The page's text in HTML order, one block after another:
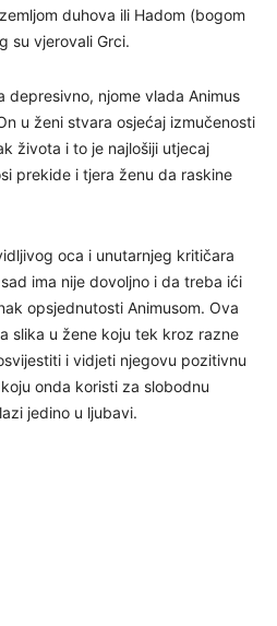
duhova ili Hadom (bogom
su vjerovali Grci.
depresivno, njome vlada Animus
u ženi stvara osjećaj izmučenosti
života i to je najlošiji utjecaj
prekide i tjera ženu da raskine
oca i unutarnjeg kritičara
ima nije dovoljno i da treba ići
opsjednutosti Animusom. Ova
slika u žene koju tek kroz razne
i vidjeti njegovu pozitivnu
onda koristi za slobodnu
jedino u ljubavi.